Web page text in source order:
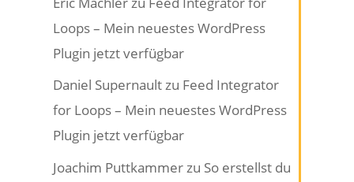
Loops – Mein neuestes WordPress
Plugin jetzt verfügbar
Daniel Supernaultzu Feed Integrator
for Loops – Mein neuestes WordPress
Plugin jetzt verfügbar
Joachim Puttkammerzu So erstellst du